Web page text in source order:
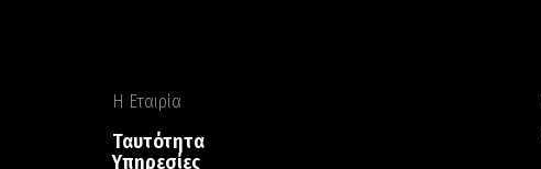
Η Εταιρία
Ταυτότητα
Υπηρεσίες